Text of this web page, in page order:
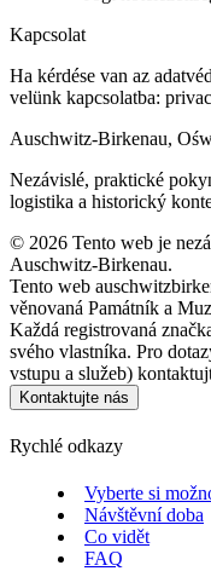
Kapcsolat
Ha kérdése van az
velünk kapcsolatba:
Auschwitz-Birkenau,
Nezávislé, praktické
logistika a historický
© 2026 Tento web je
Auschwitz-Birkenau.
Tento web
věnovaná Památník a
Každá registrovaná
svého vlastníka. Pro
vstupu a služeb)
Kontaktujte nás
Rychlé odkazy
Vyberte si
Návštěvní doba
Co vidět
FAQ